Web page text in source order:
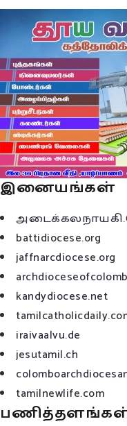
இனையங்கள்
battidiocese.org
jaffnarcdiocese.org
kandydiocese.net
iraivaalvu.de
jesutamil.ch
tamilnewlife.com